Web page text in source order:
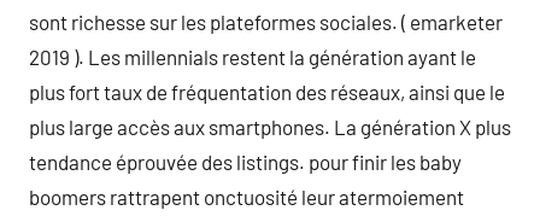
sont richesse sur les plateformes sociales. ( emarketer
2019 ). Les millennials restent la génération ayant le
plus fort taux de fréquentation des réseaux, ainsi que le
plus large accès aux smartphones. La génération X plus
tendance éprouvée des listings. pour finir les baby
boomers rattrapent onctuosité leur atermoiement